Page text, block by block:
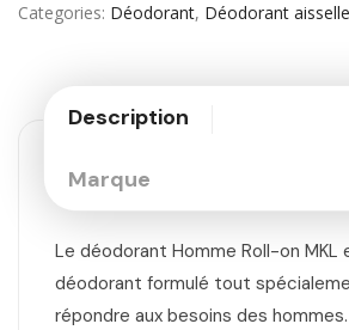
Categories Déodorant, Déodorant
Description
Marque
Le déodorant Homme Roll-on MKL
déodorant formulé tout
répondre aux besoins des